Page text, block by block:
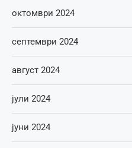
октомври 2024
септември 2024
август 2024
јули 2024
јуни 2024